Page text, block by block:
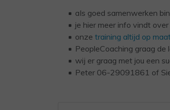
aIs goed samenwerken
je hier meer info vindt
onze training altijd op
PeopleCoaching graag
wij er graag met jou een
Peter 06-29091861 of